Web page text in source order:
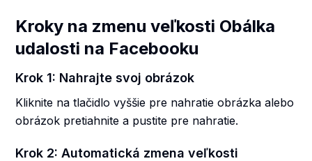
Kroky na zmenu veľkosti Obálka
udalosti na Facebooku
Krok 1: Nahrajte svoj obrázok
Kliknite na tlačidlo vyššie pre nahratie obrázka alebo
obrázok pretiahnite a pustite pre nahratie.
Krok 2: Automatická zmena veľkosti